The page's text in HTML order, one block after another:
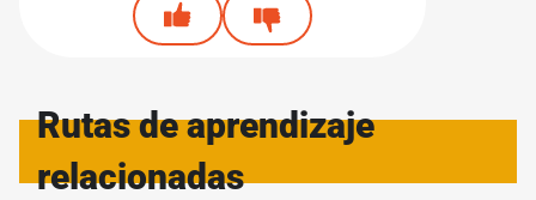
8 MINUTOS
9. GUÍAS 2 MINUTOS
Rutas de aprendizaje
relacionadas